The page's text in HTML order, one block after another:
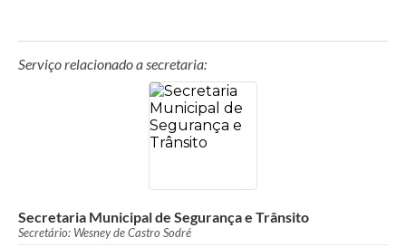
Serviço relacionado a secretaria:
Secretaria Municipal de Segurança e Trânsito
Secretário: Wesney de Castro Sodré